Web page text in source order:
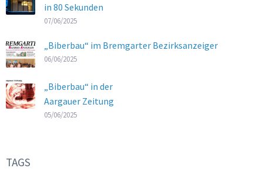
in 80 Sekunden
07/06/2025
„Biberbau“ im Bremgarter Bezirksanzeiger
06/06/2025
„Biberbau“ in der
Aargauer Zeitung
05/06/2025
TAGS